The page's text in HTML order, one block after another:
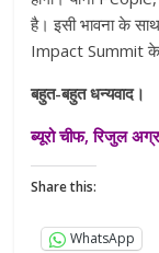
है। इसी भावना के
Impact Summit के
बहुत-बहुत धन्यवाद।
ब्यूरो चीफ, रिजुल
Share this:
WhatsApp